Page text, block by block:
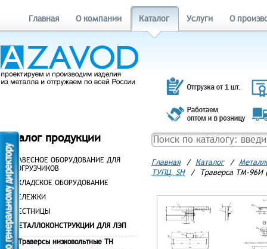
Главная О компании Каталог Услуги О
Каталог продукции
НАВЕСНОЕ ОБОРУДОВАНИЕ ДЛЯ
ПОГРУЗЧИКОВ
СКЛАДСКОЕ ОБОРУДОВАНИЕ
ТЕЛЕЖКИ
ЛЕСТНИЦЫ
МЕТАЛЛОКОНСТРУКЦИИ ДЛЯ ЛЭП
Траверсы низковольтные ТН
Главная / Каталог /
ТУПЦ, SH
/ Траверса ТМ-